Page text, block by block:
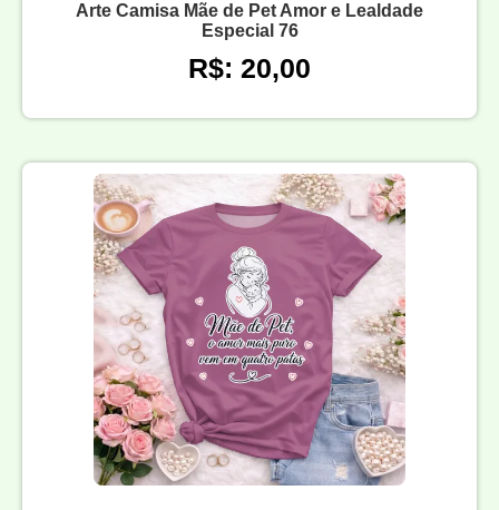
Arte Camisa Mãe de Pet Amor e Lealdade
Especial 76
R$: 20,00